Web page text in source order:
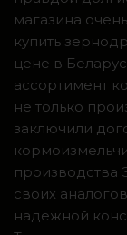
магазина
купить
цене в
ассортимент
не только
заключили
производства
своих
надежной